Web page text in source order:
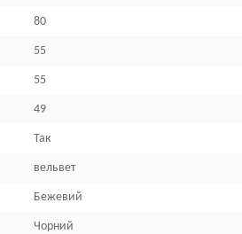
80
55
55
49
Так
вельвет
Бежевий
Чорний